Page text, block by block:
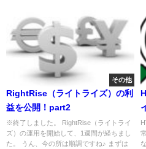
その他
RightRise（ライトライズ）の利
益を公開！part2
※終了しました。 RightRise（ライトライ
ズ）の運用を開始して、1週間が経ちまし
た。 うん、今の所は順調ですね♪ まずは